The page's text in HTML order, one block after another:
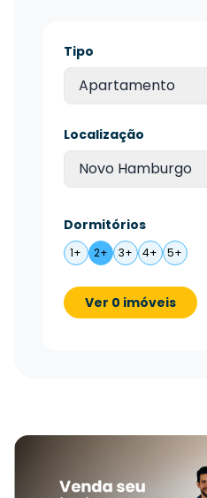
Tipo
Apartamento
Localização
Novo Hamburgo
Dormitórios
1+ 2+ 3+ 4+ 5+
Ver 0 imóveis